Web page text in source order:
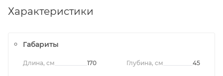
Характеристики
Габариты
Длина, см 170 Глубина, см 45